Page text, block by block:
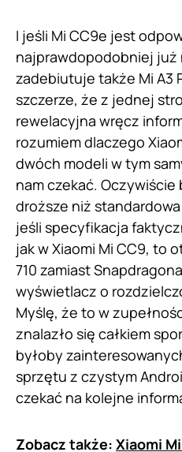
I jeśli Mi CC9e jest
najprawdopodobniej już
zadebiutuje także Mi A3
szczerze, że z jednej
rewelacyjna wręcz
rozumiem dlaczego
dwóch modeli w tym
nam czekać.
droższe niż
jeśli specyfikacja
jak w Xiaomi Mi CC9, to
710 zamiast
wyświetlacz o
Myślę, że to w
znalazło się całkiem
byłoby
sprzętu z czystym
czekać na kolejne
Zobacz także: Xiaomi